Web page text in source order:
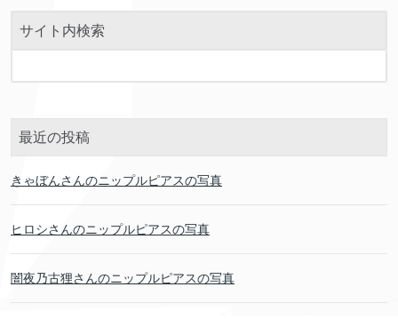
サイト内検索
最近の投稿
きゃぼんさんのニップルピアスの写真
ヒロシさんのニップルピアスの写真
闇夜乃古狸さんのニップルピアスの写真